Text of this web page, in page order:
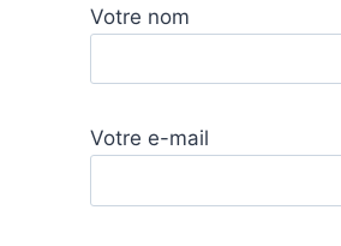
Votre nom
Votre e-mail